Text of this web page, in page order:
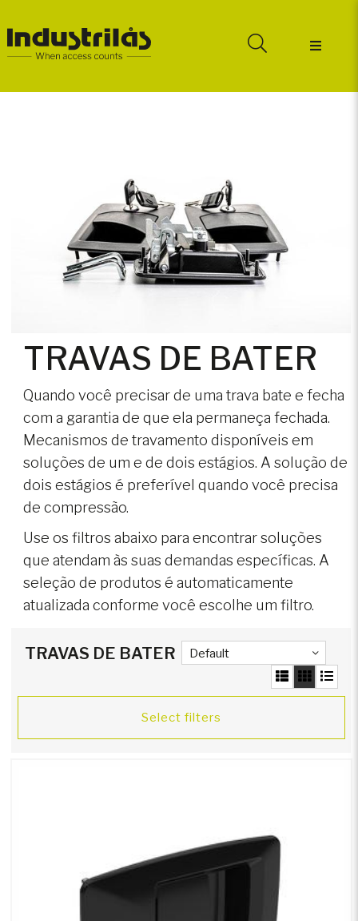
TRAVAS DE BATER
Quando você precisar de uma trava bate e fecha
com a garantia de que ela permaneça fechada.
Mecanismos de travamento disponíveis em
soluções de um e de dois estágios. A solução de
dois estágios é preferível quando você precisa
de compressão.
Use os filtros abaixo para encontrar soluções
que atendam às suas demandas específicas. A
seleção de produtos é automaticamente
atualizada conforme você escolhe um filtro.
TRAVAS DE BATER Default
Select filters